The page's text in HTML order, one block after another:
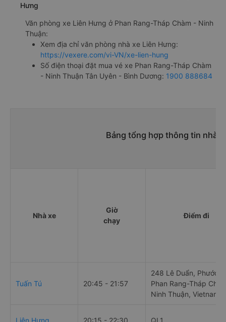
Hưng
Văn phòng xe Liên Hưng ở Phan Rang-Tháp Chàm - Ninh
Thuận:
Xem địa chỉ văn phòng nhà xe Liên Hưng:
https://vexere.com/vi-VN/xe-lien-hung
Số điện thoại đặt mua vé xe Phan Rang-Tháp Chàm
- Ninh Thuận Tân Uyên - Bình Dương: 1900 888684
Bảng tổng hợp thông tin nhà
Nhà xe
Giờ
chạy
Điểm đi
Tuấn Tú 20:45 - 21:57
248 Lê Duẩn, Phước
Phan Rang-Tháp
Ninh Thuận, Vietnam
Liên Hưng 20:15 - 22:30 QL1